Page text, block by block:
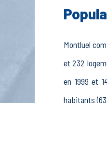
Montluel
et 232
en 1999 et
habitants